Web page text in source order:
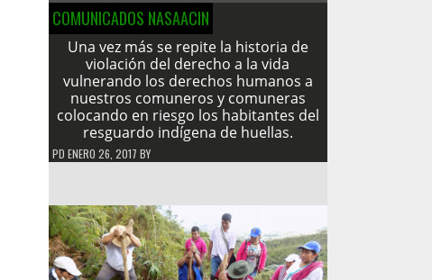
COMUNICADOS NASAACIN
Una vez más se repite la historia de
violación del derecho a la vida
vulnerando los derechos humanos a
nuestros comuneros y comuneras
colocando en riesgo los habitantes del
resguardo indígena de huellas.
PD ENERO 26, 2017 BY